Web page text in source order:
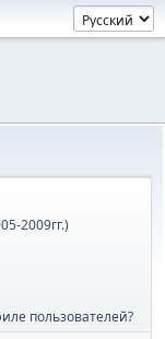
2009гг.)
пользователей?